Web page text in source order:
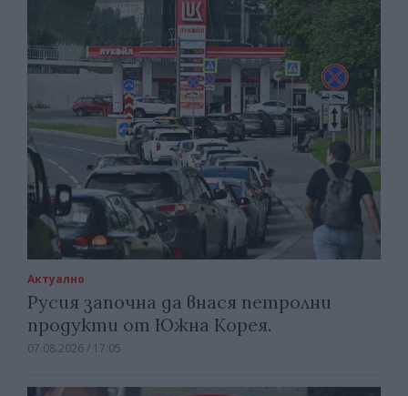
Актуално
Русия започна да внася петролни
продукти от Южна Корея.
07.08.2026 / 17:05